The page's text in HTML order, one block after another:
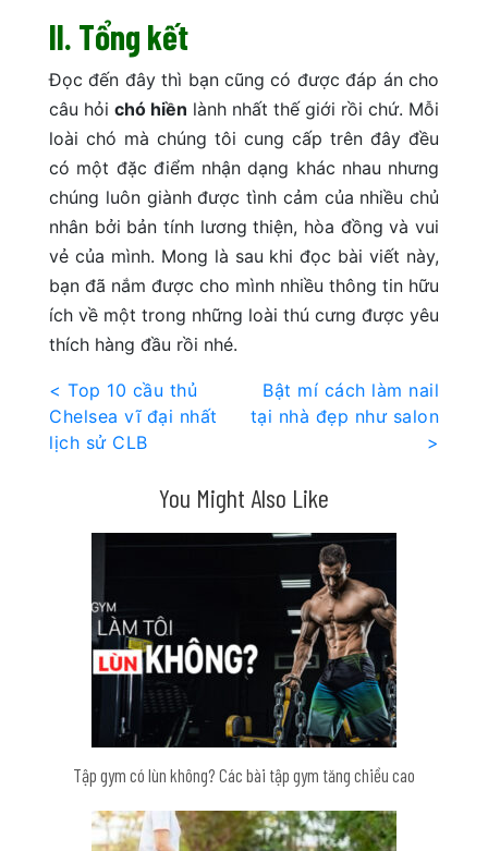
II. Tổng kết
Đọc đến đây thì bạn cũng có được đáp án cho
câu hỏi chó hiền lành nhất thế giới rồi chứ. Mỗi
loài chó mà chúng tôi cung cấp trên đây đều
có một đặc điểm nhận dạng khác nhau nhưng
chúng luôn giành được tình cảm của nhiều chủ
nhân bởi bản tính lương thiện, hòa đồng và vui
vẻ của mình. Mong là sau khi đọc bài viết này,
bạn đã nắm được cho mình nhiều thông tin hữu
ích về một trong những loài thú cưng được yêu
thích hàng đầu rồi nhé.
Điều
hướng
< Top 10 cầu thủ
Chelsea vĩ đại nhất
lịch sử CLB
Bật mí cách làm nail
tại nhà đẹp như salon
>
You Might Also Like
Tập gym có lùn không? Các bài tập gym tăng chiều cao